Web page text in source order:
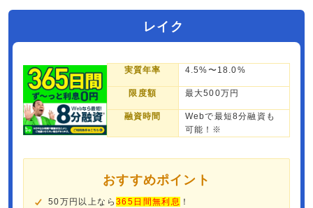
レイク
実質年率 4.5%〜18.0%
限度額 最大500万円
融資時間
Webで最短8分融資も
可能！※
おすすめポイント
50万円以上なら 365日間無利息 ！